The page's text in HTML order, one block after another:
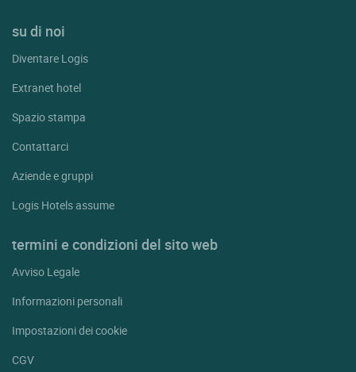
su di noi
Diventare Logis
Extranet hotel
Spazio stampa
Contattarci
Aziende e gruppi
Logis Hotels assume
termini e condizioni del sito web
Avviso Legale
Informazioni personali
Impostazioni dei cookie
CGV